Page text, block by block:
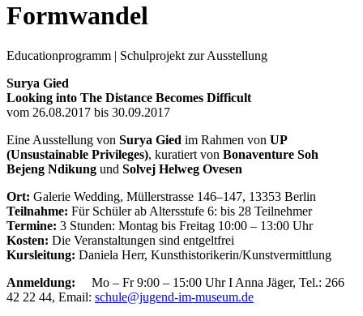
Formwandel
Educationprogramm | Schulprojekt zur Ausstellung
Surya Gied
Looking into The Distance Becomes Difficult
vom 26.08.2017 bis 30.09.2017
Eine Ausstellung von Surya Gied im Rahmen von UP
(Unsustainable Privileges), kuratiert von Bonaventure Soh
Bejeng Ndikung und Solvej Helweg Ovesen
Ort: Galerie Wedding, Müllerstrasse 146–147, 13353 Berlin
Teilnahme: Für Schüler ab Altersstufe 6: bis 28 Teilnehmer
Termine: 3 Stunden: Montag bis Freitag 10:00 – 13:00 Uhr
Kosten: Die Veranstaltungen sind entgeltfrei
Kursleitung: Daniela Herr, Kunsthistorikerin/Kunstvermittlung
Anmeldung: Mo – Fr 9:00 – 15:00 Uhr I Anna Jäger, Tel.: 266
42 22 44, Email: schule@jugend-im-museum.de